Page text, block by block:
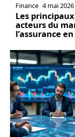
Finance 4 mai 2026
Les principaux
acteurs du
l’assurance